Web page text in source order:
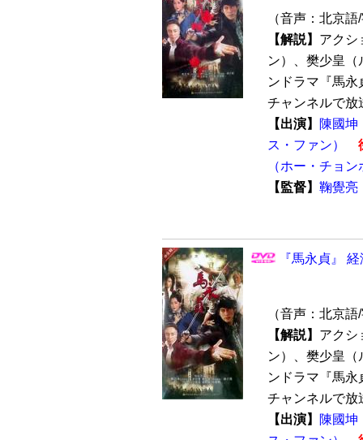
（音声：北京
【解説】 アク
ン）、樊少皇
ンドラマ『馬
チャンネルで放
【出演】
陳國坤
ス・ファン）
（ホー・チョ
【監督】 鞠覺亮
『馬永貞』
（音声：北京
【解説】 アク
ン）、樊少皇
ンドラマ『馬
チャンネルで放
【出演】
陳國坤